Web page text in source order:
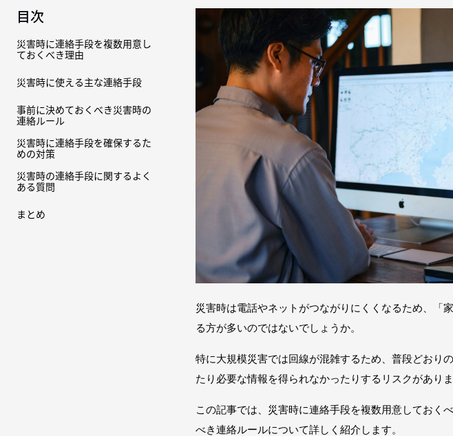
目次
災害時に連絡手段を複数用意し
ておくべき理由
災害時に使える主な連絡手段
事前に決めておくべき災害時の
連絡ルール
災害時に連絡手段を確保するた
めの対策
災害時の連絡手段に関するよく
ある質問
まとめ
災害時は電話やネットがつながりにくくなるため、「
る方が多いのではないでしょうか。
特に大規模災害では回線が混雑するため、普段どおり
たり必要な情報を得られなかったりするリスクがありま
この記事では、災害時に連絡手段を複数用意しておく
べき連絡ルールについて詳しく紹介します。